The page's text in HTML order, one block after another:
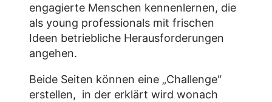
engagierte Menschen kennenlernen, die
als young professionals mit frischen
Ideen betriebliche Herausforderungen
angehen.
Beide Seiten können eine „Challenge“
erstellen, in der erklärt wird wonach